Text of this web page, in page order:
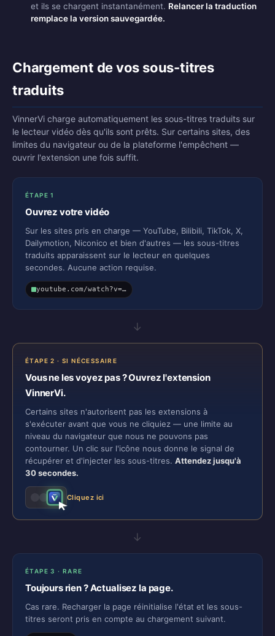
et ils se chargent instantanément. Relancer la traduction
remplace la version sauvegardée.
Chargement de vos sous-titres
traduits
VinnerVi charge automatiquement les sous-titres traduits sur
le lecteur vidéo dès qu'ils sont prêts. Sur certains sites, des
limites du navigateur ou de la plateforme l'empêchent —
ouvrir l'extension une fois suffit.
ÉTAPE 1
Ouvrez votre vidéo
Sur les sites pris en charge — YouTube, Bilibili, TikTok, X,
Dailymotion, Niconico et bien d'autres — les sous-titres
traduits apparaissent sur le lecteur en quelques
secondes. Aucune action requise.
youtube.com/watch?v=…
→
ÉTAPE 2 · SI NÉCESSAIRE
Vous ne les voyez pas ? Ouvrez l'extension
VinnerVi.
Certains sites n'autorisent pas les extensions à
s'exécuter avant que vous ne cliquiez — une limite au
niveau du navigateur que nous ne pouvons pas
contourner. Un clic sur l'icône nous donne le signal de
récupérer et d'injecter les sous-titres. Attendez jusqu'à
30 secondes.
Cliquez ici
→
ÉTAPE 3 · RARE
Toujours rien ? Actualisez la page.
Cas rare. Recharger la page réinitialise l'état et les sous-
titres seront pris en compte au chargement suivant.